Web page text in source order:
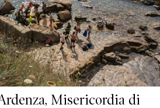
Misericordia di